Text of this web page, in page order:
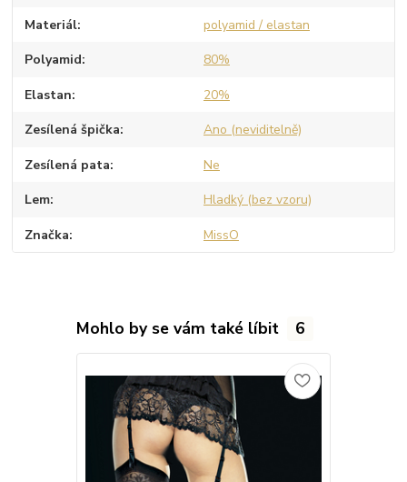
Materiál polyamid / elastan
Polyamid 80%
Elastan 20%
Zesílená špička Ano (neviditelně)
Zesílená pata Ne
Lem Hladký (bez vzoru)
Značka MissO
Mohlo by se vám také líbit 6